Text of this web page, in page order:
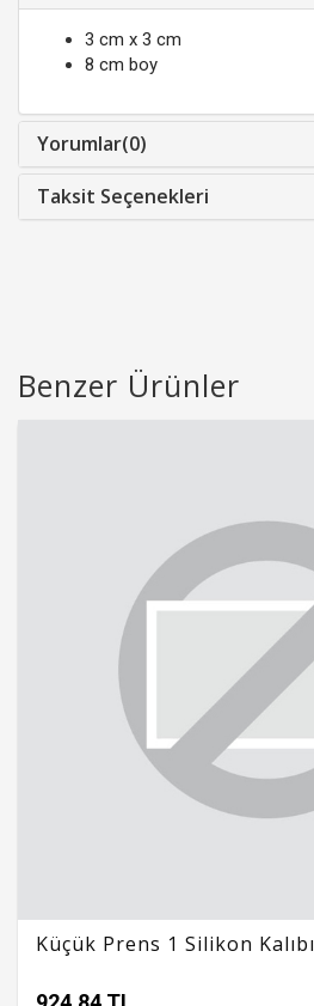
3 cm x 3 cm
8 cm boy
Yorumlar(0)
Taksit Seçenekleri
Benzer Ürünler
Küçük Prens 1 Silikon Kalıbı